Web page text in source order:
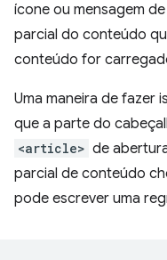
ícone ou mensagem
parcial do conteúdo
conteúdo for
Uma maneira de fazer
que a parte do
<article> de
parcial de conteúdo
pode escrever uma